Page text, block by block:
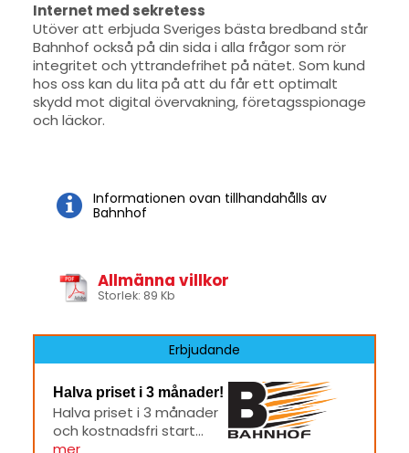
Internet med sekretess
Utöver att erbjuda Sveriges bästa bredband står
Bahnhof också på din sida i alla frågor som rör
integritet och yttrandefrihet på nätet. Som kund
hos oss kan du lita på att du får ett optimalt
skydd mot digital övervakning, företagsspionage
och läckor.
Informationen ovan tillhandahålls av
Bahnhof
Allmänna villkor
Storlek: 89 Kb
Erbjudande
Halva priset i 3 månader!
Halva priset i 3 månader
och kostnadsfri start...
mer